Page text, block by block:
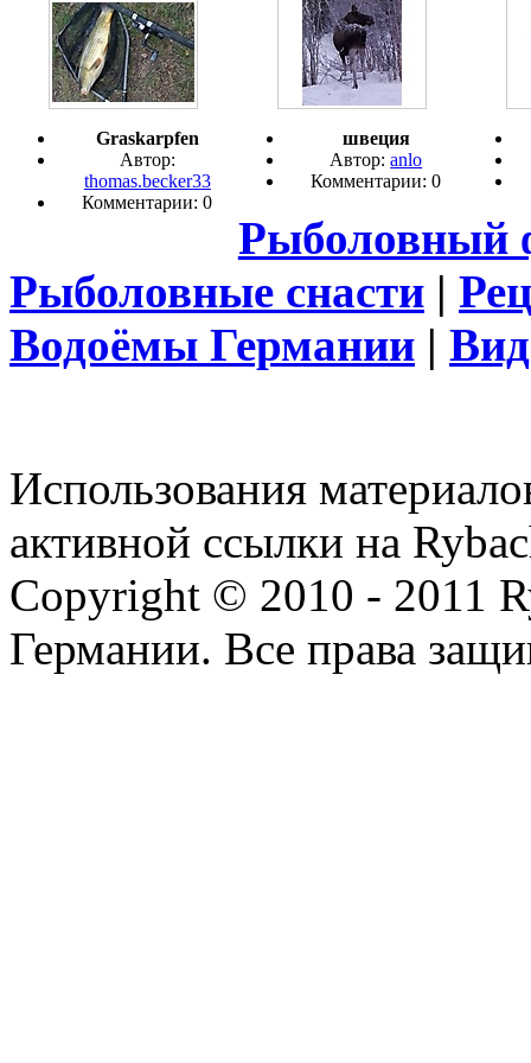
Graskarpfen
Автор:
thomas.becker33
Комментарии: 0
швеция
Автор:anlo
Комментарии: 0
Рыболовный
Рыболовные снасти |
Водоёмы Германии |
Использования
активной ссылки на
Copyright © 2010 - 2011
Германии. Все права